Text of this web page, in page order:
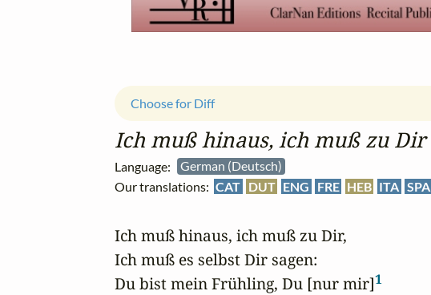
Ich muß hinaus, ich muß zu Dir
Language:
German (Deutsch)
Our translations: CAT DUT ENG FRE HEB ITA SPA
Choose for Diff
Ich muß hinaus, ich muß zu Dir,
Ich muß es selbst Dir sagen:
Du bist mein Frühling, Du [nur mir]1